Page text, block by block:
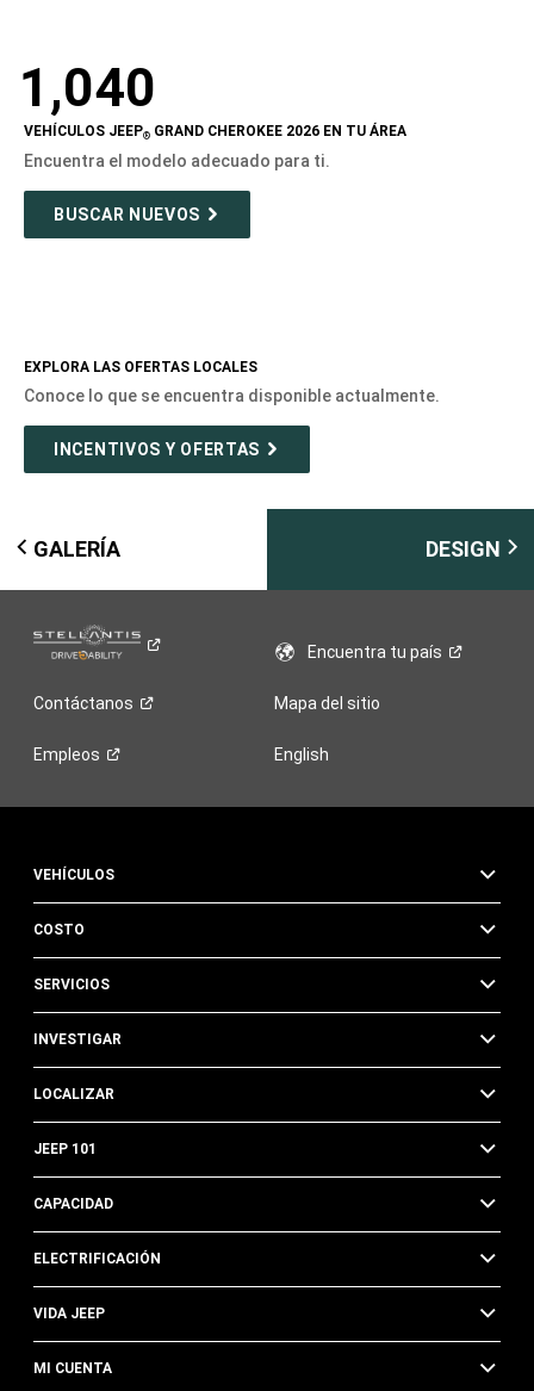
1,040
VEHÍCULOS JEEP® GRAND CHEROKEE 2026 EN TU ÁREA
Encuentra el modelo adecuado para ti.
BUSCAR NUEVOS
EXPLORA LAS OFERTAS LOCALES
Conoce lo que se encuentra disponible actualmente.
INCENTIVOS Y OFERTAS
GALERÍA DESIGN
Encuentra tupaís
Contáctanos Mapa del sitio
Empleos English
VEHÍCULOS
COSTO
SERVICIOS
INVESTIGAR
LOCALIZAR
JEEP 101
CAPACIDAD
ELECTRIFICACIÓN
VIDA JEEP
MI CUENTA